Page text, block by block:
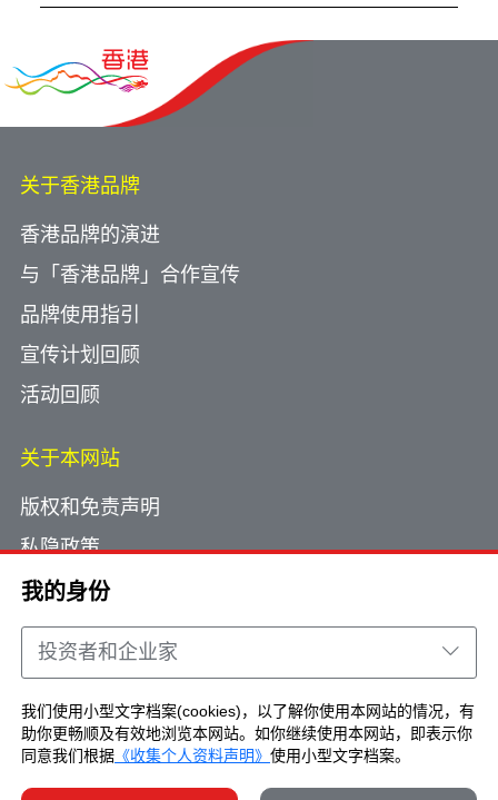
我的身份
投资者和企业家
我们使用小型文字档案(cookies)，以了解你使用本网站的情况，有
助你更畅顺及有效地浏览本网站。如你继续使用本网站，即表示你
同意我们根据 《收集个人资料声明》 使用小型文字档案。
造商机。
关于香港品牌
香港品牌的演进
与「香港品牌」合作宣传
品牌使用指引
宣传计划回顾
活动回顾
关于本网站
版权和免责声明
私隐政策
使用小型文字档案
网页指南
联络我们
Copyright © Brand Hong Kong. All Rights
Reserved.